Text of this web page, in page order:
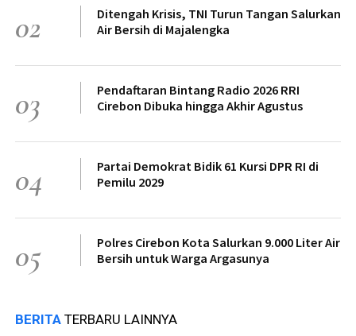
02
Ditengah Krisis, TNI Turun Tangan Salurkan
Air Bersih di Majalengka
03
Pendaftaran Bintang Radio 2026 RRI
Cirebon Dibuka hingga Akhir Agustus
04
Partai Demokrat Bidik 61 Kursi DPR RI di
Pemilu 2029
05
Polres Cirebon Kota Salurkan 9.000 Liter Air
Bersih untuk Warga Argasunya
BERITA TERBARU LAINNYA